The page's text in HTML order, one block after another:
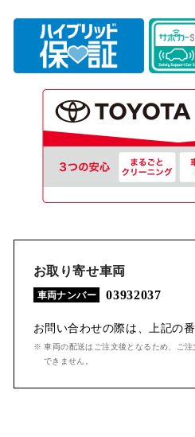
お取り寄せ車両
車両ナンバー 03932037
お問い合わせの際は、上記の
※ 車両の配送はご注文後となるため、ご
できません。